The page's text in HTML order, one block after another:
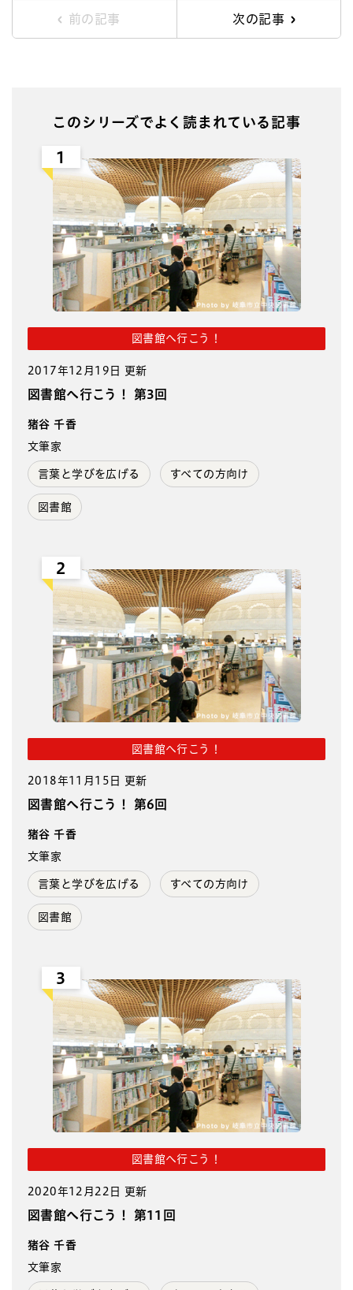
前の記事 次の記事
このシリーズでよく読まれている記事
1
図書館へ行こう！
2017年12月19日 更新
図書館へ行こう！ 第3回
猪谷 千香
文筆家
言葉と学びを広げる すべての方向け
図書館
2
図書館へ行こう！
2018年11月15日 更新
図書館へ行こう！ 第6回
猪谷 千香
文筆家
言葉と学びを広げる すべての方向け
図書館
3
図書館へ行こう！
2020年12月22日 更新
図書館へ行こう！ 第11回
猪谷 千香
文筆家